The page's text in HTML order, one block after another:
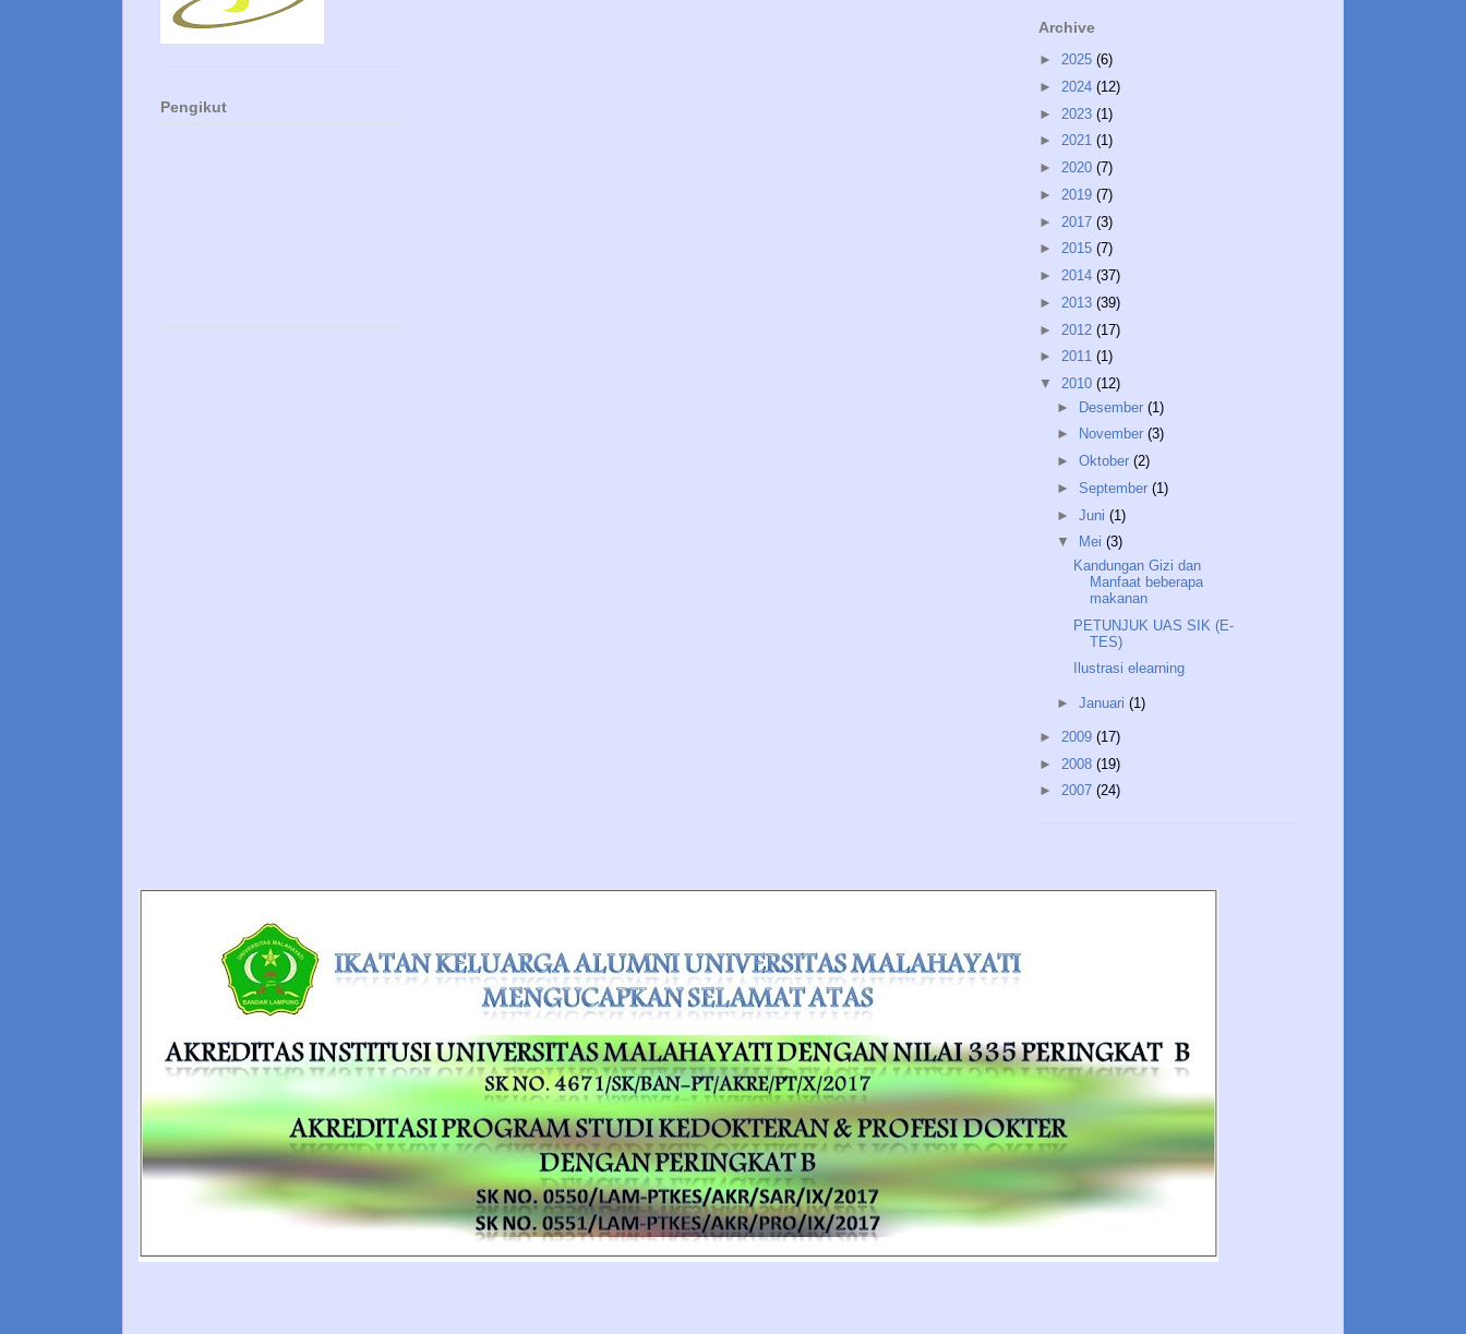
Pengikut
Archive
► 2025 (6)
► 2024 (12)
► 2023 (1)
► 2021 (1)
► 2020 (7)
► 2019 (7)
► 2017 (3)
► 2015 (7)
► 2014 (37)
► 2013 (39)
► 2012 (17)
► 2011 (1)
▼ 2010 (12)
► Desember (1)
►
November (3)
► Oktober (2)
► September (1)
► Juni (1)
▼
Mei (3)
Kandungan Gizi dan
Manfaat beberapa
makanan
PETUNJUK UAS SIK (E-
TES)
Ilustrasi elearning
► Januari (1)
► 2009 (17)
► 2008 (19)
► 2007 (24)